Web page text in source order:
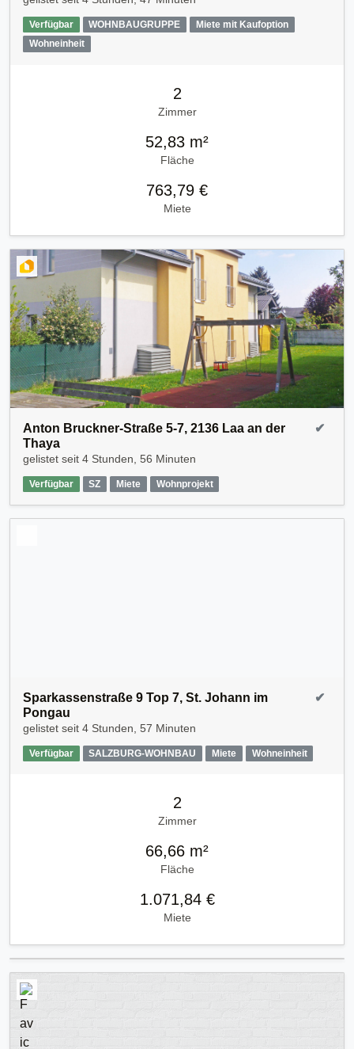
Verfügbar WOHNBAUGRUPPE
Miete mit Kaufoption
Wohneinheit
2
Zimmer
52,83 m²
Fläche
763,79 €
Miete
Anton Bruckner-Straße 5-7, 2136 Laa an der
Thaya
gelistet seit 4 Stunden, 56 Minuten
Verfügbar SZ Miete Wohnprojekt
✔
Sparkassenstraße 9 Top 7, St. Johann im
Pongau
gelistet seit 4 Stunden, 57 Minuten
Verfügbar SALZBURG-WOHNBAU Miete Wohneinheit
✔
2
Zimmer
66,66 m²
Fläche
1.071,84 €
Miete